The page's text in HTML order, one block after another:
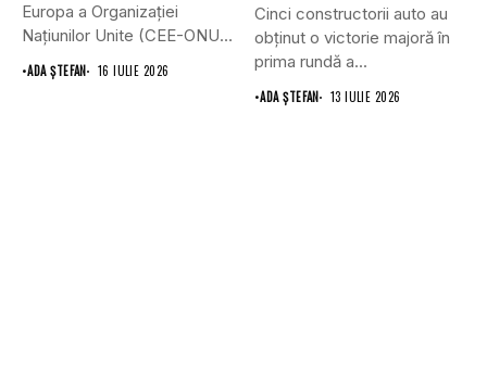
Europa a Organizației
Națiunilor Unite (CEE-ONU)
a adoptat primul...
•ADA ȘTEFAN 16 IULIE 2026
Cinci constructorii auto au
obținut o victorie majoră în
prima rundă a...
•ADA ȘTEFAN 13 IULIE 2026